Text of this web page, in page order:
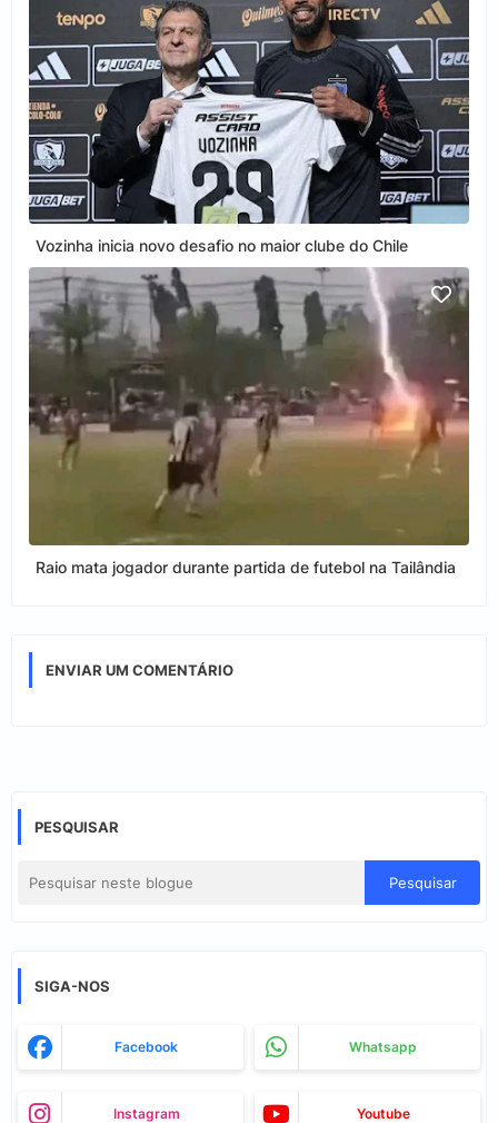
Vozinha inicia novo desafio no maior clube do Chile
Raio mata jogador durante partida de futebol na Tailândia
ENVIAR UM COMENTÁRIO
PESQUISAR
SIGA-NOS
Facebook Whatsapp
Instagram Youtube